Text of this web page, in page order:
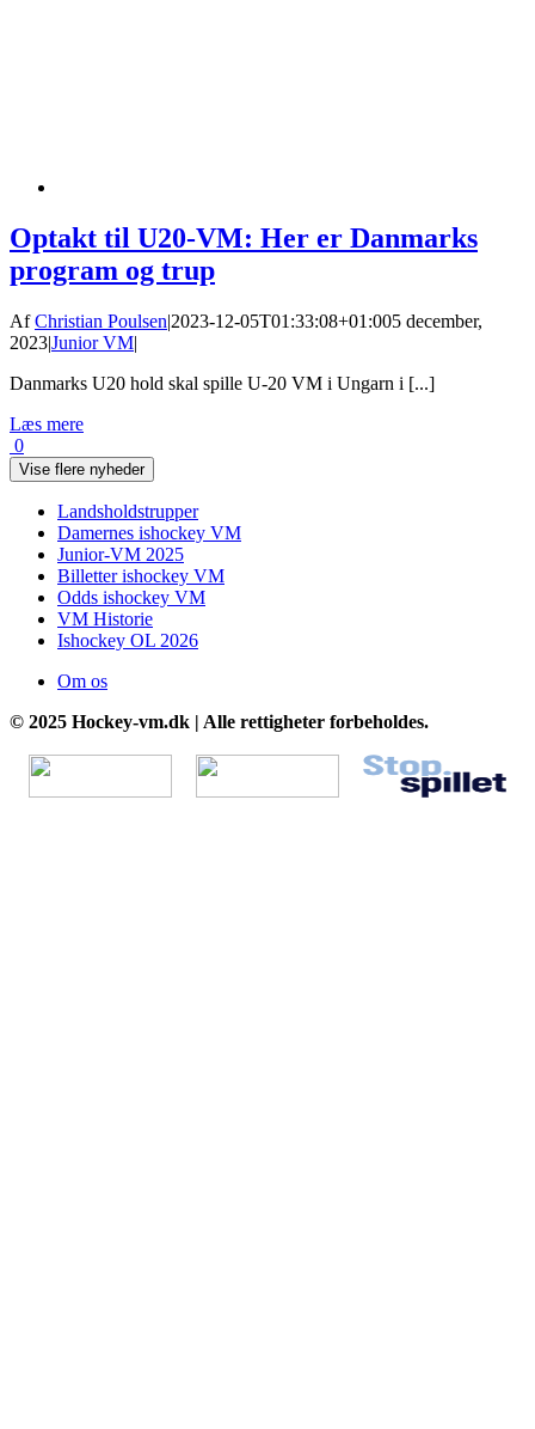
Optakt til U20-VM: Her er Danmarks
program og trup
AfChristian Poulsen|2023-12-05T01:33:08+01:005 december,
2023|Junior VM|
Danmarks U20 hold skal spille U-20 VM i Ungarn i [...]
Læs mere
0
Vise flere nyheder
Landsholdstrupper
Damernes ishockey VM
Junior-VM 2025
Billetter ishockey VM
Odds ishockey VM
VM Historie
Ishockey OL 2026
Om os
© 2025 Hockey-vm.dk | Alle rettigheter forbeholdes.